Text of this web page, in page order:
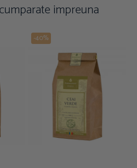
impreuna
-40%